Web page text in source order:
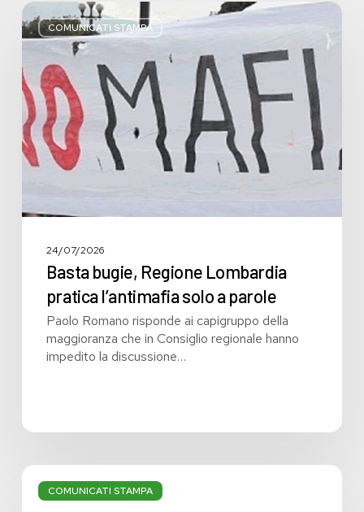
COMUNICATI STAMPA
Basta
bugie,
Regione
Lombardia
pratica
l’antimafia
solo
a
parole
24/07/2026
Basta bugie, Regione Lombardia
pratica l’antimafia solo a parole
Paolo Romano risponde ai capigruppo della
maggioranza che in Consiglio regionale hanno
impedito la discussione…
COMUNICATI STAMPA
Bilancio:
troppi